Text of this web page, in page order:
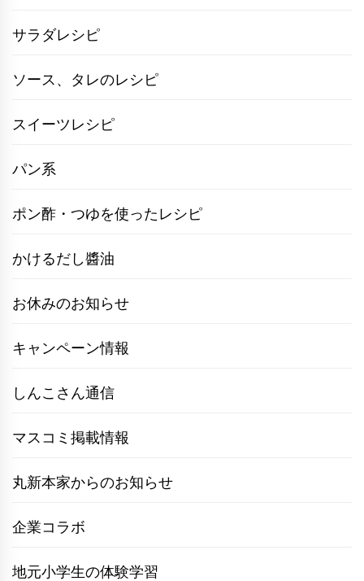
サラダレシピ
ソース、タレのレシピ
スイーツレシピ
パン系
ポン酢・つゆを使ったレシピ
かけるだし醬油
お休みのお知らせ
キャンペーン情報
しんこさん通信
マスコミ掲載情報
丸新本家からのお知らせ
企業コラボ
地元小学生の体験学習